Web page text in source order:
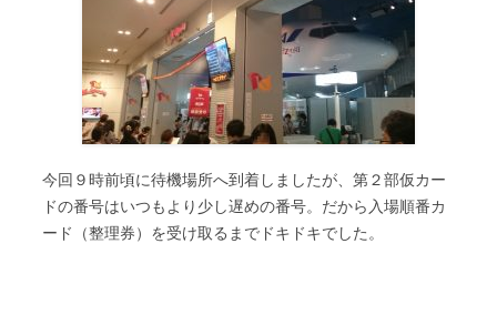
今回９時前頃に待機場所へ到着しましたが、第２部仮カー
ドの番号はいつもより少し遅めの番号。だから入場順番カ
ード（整理券）を受け取るまでドキドキでした。